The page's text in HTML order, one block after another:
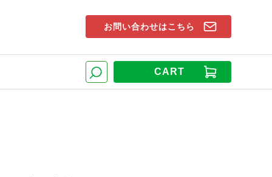
CART
お問い合わせはこちら